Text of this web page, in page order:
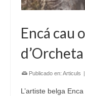
Encá cau
d’Orcheta
Publicado en: Articuls |
L’artiste belga